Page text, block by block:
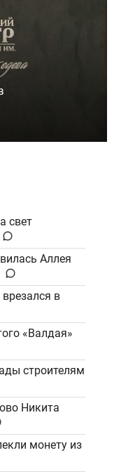
свет
Аллея
в
«Валдая»
строителям
Никита
монету из